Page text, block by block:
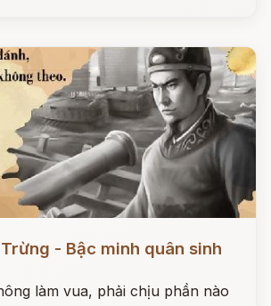
- Bậc minh quân sinh
làm vua, phải chịu phần nào